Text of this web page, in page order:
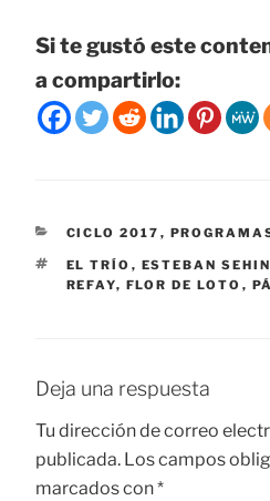
Si te gustó este
a compartirlo:
CATEGORÍAS
CICLO 2017 ,
ETIQUETAS
EL TRÍO , ESTEBAN
REFAY, FLOR DE LOTO ,
Deja una respuesta
Tu dirección de correo
publicada. Los campos
marcados con*